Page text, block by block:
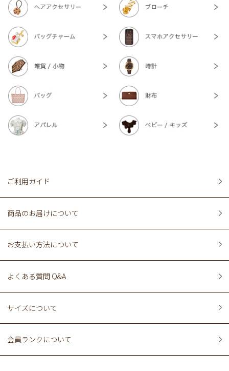
ご利用ガイド
商品のお届けについて
お支払い方法について
よくある質問 Q&A
サイズについて
会員ランクについて